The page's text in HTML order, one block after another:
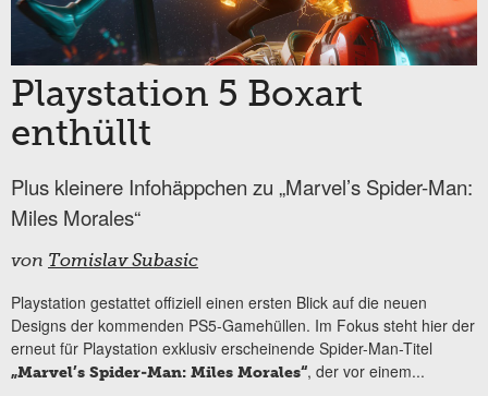
Playstation 5 Boxart
enthüllt
Plus kleinere Infohäppchen zu „Marvel’s Spider-Man:
Miles Morales“
von Tomislav Subasic
Playstation gestattet offiziell einen ersten Blick auf die neuen
Designs der kommenden PS5-Gamehüllen. Im Fokus steht hier der
erneut für Playstation exklusiv erscheinende Spider-Man-Titel
„Marvel’s Spider-Man: Miles Morales“, der vor einem...